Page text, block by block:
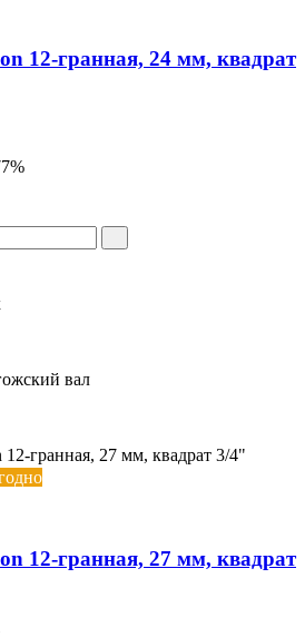
12-гранная, 24 мм, квадрат
вал
12-гранная, 27 мм, квадрат